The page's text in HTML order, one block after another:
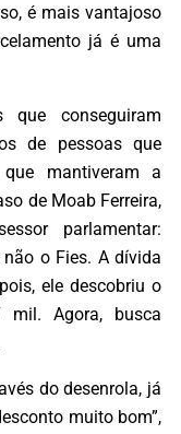
é mais vantajoso
já é uma
que conseguiram
de pessoas que
mantiveram a
de Moab Ferreira,
parlamentar:
o Fies. A dívida
ele descobriu o
mil. Agora, busca
do desenrola, já
muito bom”,